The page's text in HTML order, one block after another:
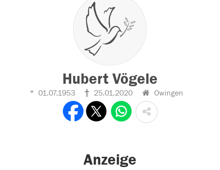
Hubert Vögele
01.07.1953 25.01.2020 Owingen
Anzeige